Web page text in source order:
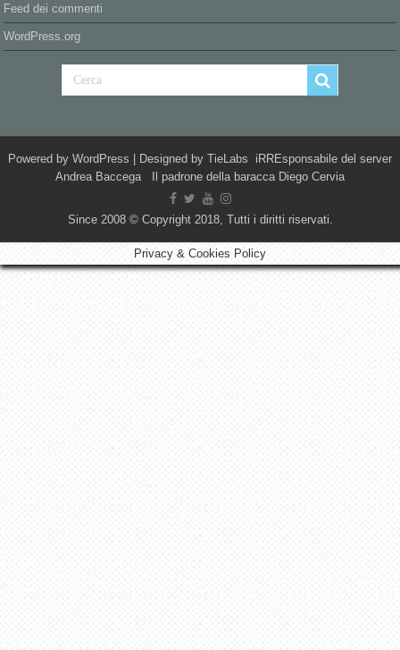
Feed dei commenti
WordPress.org
Powered by WordPress | Designed by TieLabs iRREsponsabile del server
Andrea Baccega Il padrone della baracca Diego Cervia
Since 2008 © Copyright 2018, Tutti i diritti riservati.
Privacy & Cookies Policy